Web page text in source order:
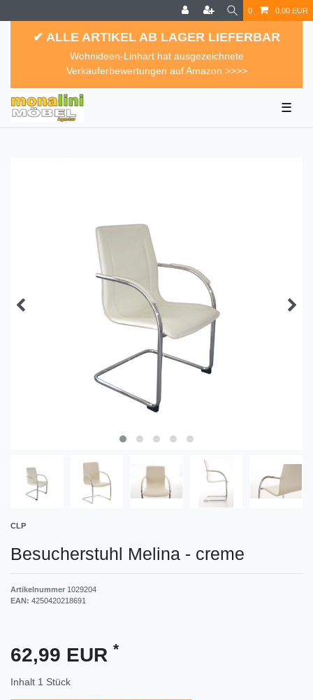
0 0,00 EUR
✔ ALLE ARTIKEL AB LAGER LIEFERBAR
Wohnideen-Linhart hat ausgezeichnete
Verkäuferbewertungen auf Amazon >>>>
☰
CLP
Besucherstuhl Melina - creme
Artikelnummer 1029204
EAN: 4250420218691
62,99 EUR *
Inhalt 1 Stück